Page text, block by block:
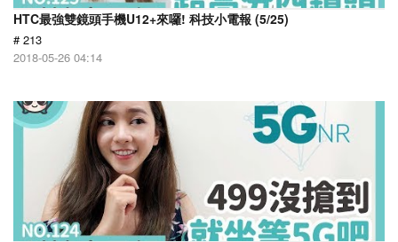
HTC最強雙鏡頭手機U12+來囉! 科技小電報 (5/25)
# 213
2018-05-26 04:14